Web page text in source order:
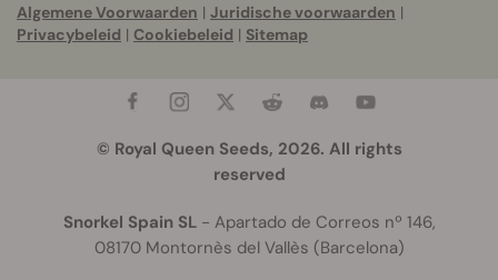
Algemene Voorwaarden | Juridische voorwaarden |
Privacybeleid | Cookiebeleid | Sitemap
© Royal Queen Seeds, 2026. All rights
reserved
Snorkel Spain SL- Apartado de Correos nº 146,
08170 Montornès del Vallès (Barcelona)